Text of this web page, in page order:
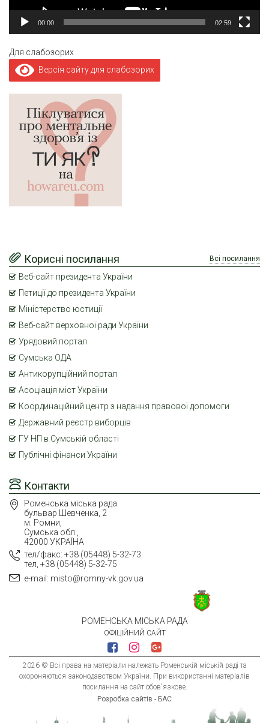
00:00 02:59
Для слабозорих
Версія сайту для слабозорих
РОМЕНСЬКА МІСЬКА РАДА
ОФІЦІЙНИЙ САЙТ
2026 © Всі права на матеріали належать Роменській міській раді та
охороняються законодавством України. При використанні матеріалів
посилання на сайт обов'язкове.
Розробка сайтів - БАС
Контакти
Роменська міська рада
бульвар Шевченка, 2
м. Ромни,
Сумська обл.,
42000 УКРАЇНА
тел/факс: +38 (05448) 5-32-73
тел, +38 (05448) 5-32-75
e-mail: misto@romny-vk.gov.ua
Корисні посилання Всі посилання
Веб-сайт президента України
Петиції до президента України
Міністерство юстиції
Веб-сайт верховної ради України
Урядовий портал
Сумська ОДА
Антикорупційний портал
Асоціація міст України
Координаційний центр з надання правової допомоги
Державний реєстр виборців
ГУ НП в Сумській області
Публічні фінанси України